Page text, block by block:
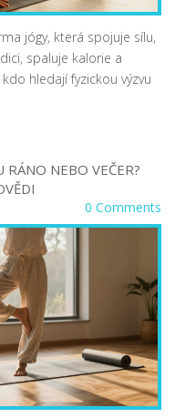
jógy, která spojuje sílu,
spaluje kalorie a
hledají fyzickou výzvu
RÁNO NEBO VEČER?
0 Comments